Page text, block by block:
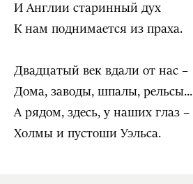
И Англии старинный дух
К нам поднимается из праха.
Двадцатый век вдали от нас –
Дома, заводы, шпалы, рельсы...
А рядом, здесь, у наших глаз –
Холмы и пустоши Уэльса.